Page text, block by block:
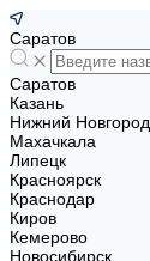
Саратов
Саратов
Казань
Нижний Новгород
Махачкала
Липецк
Красноярск
Краснодар
Киров
Кемерово
Новосибирск